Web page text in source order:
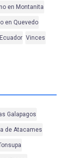
en Montanita
en Quevedo
Vinces
Galapagos
de Atacames